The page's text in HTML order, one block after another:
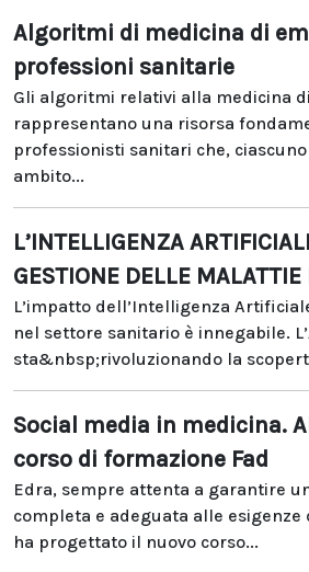
Algoritmi di medicina di
professioni sanitarie
Gli algoritmi relativi alla medicina
rappresentano una risorsa
professionisti sanitari che,
ambito...
L’INTELLIGENZA
GESTIONE DELLE MALATTIE
L’impatto dell’Intelligenza
nel settore sanitario è innegabile.
sta&nbsp;rivoluzionando la
Social media in medicina.
corso di formazione Fad
Edra, sempre attenta a garantire
completa e adeguata alle
ha progettato il nuovo corso...